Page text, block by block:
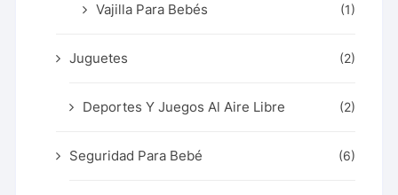
Vajilla Para Bebés (1)
Juguetes (2)
Deportes Y Juegos Al Aire Libre (2)
Seguridad Para Bebé (6)